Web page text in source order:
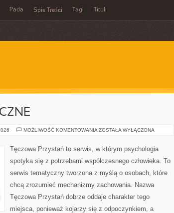
Pada Spis Treści Tagi Tituli
MOŻLIWOŚĆ KOMENTOWANIA ZDROWIE
ZOSTAŁA WYŁĄCZONA
Tęczowa Przystań to serwis, w którym psychologia
spotyka się z potrzebami współczesnego człowieka. To
serwis tematyczny tworzona z myślą o osobach, które
chcą zrozumieć mechanizmy zachowania. Nazwa
Tęczowa Przystań dobrze oddaje charakter tego
miejsca, ponieważ kojarzy się z odpoczynkiem, a